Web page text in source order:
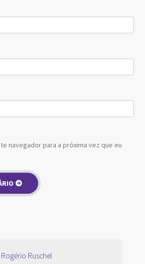
navegador para a próxima vez que eu
Rogério Ruschel